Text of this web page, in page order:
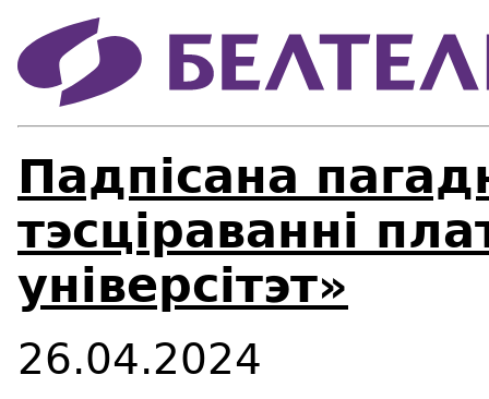
Падпісана
тэсціраванні
універсітэт»
26.04.2024